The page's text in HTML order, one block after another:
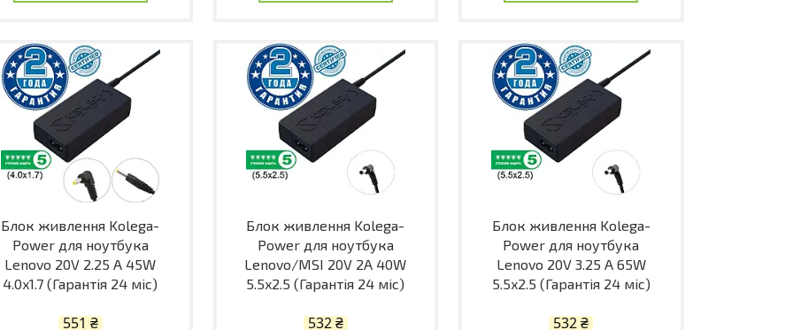
Блок живлення Kolega-
Power для ноутбука
Lenovo 20V 2.25 A 45W
4.0x1.7 (Гарантія 24 міс)
551 ₴
Блок живлення Kolega-
Power для ноутбука
Lenovo/MSI 20V 2A 40W
5.5x2.5 (Гарантія 24 міс)
532 ₴
Блок живлення Kolega-
Power для ноутбука
Lenovo 20V 3.25 A 65W
5.5x2.5 (Гарантія 24 міс)
532 ₴